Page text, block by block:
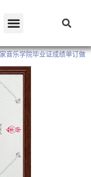
音乐学院毕业证成绩单订做